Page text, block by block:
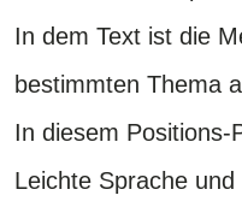
In dem Text ist die
bestimmten Thema
In diesem Positions-
Leichte Sprache und